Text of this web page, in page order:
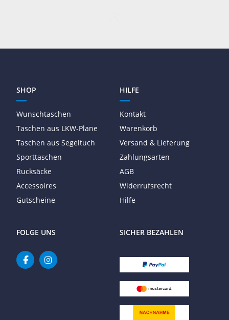
SHOP
Wunschtaschen
Taschen aus LKW-Plane
Taschen aus Segeltuch
Sporttaschen
Rucksäcke
Accessoires
Gutscheine
HILFE
Kontakt
Warenkorb
Versand & Lieferung
Zahlungsarten
AGB
Widerrufsrecht
Hilfe
FOLGE UNS SICHER BEZAHLEN